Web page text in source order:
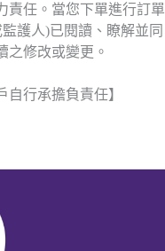
責任。當您下單進行訂單
護人)已閱讀、瞭解並同
之修改或變更。
自行承擔負責任】